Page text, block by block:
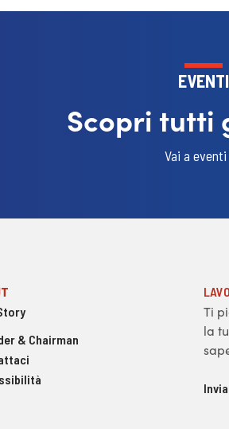
EVENTI
Scopri tutti
Vai a eventi
& Chairman
Ti
la